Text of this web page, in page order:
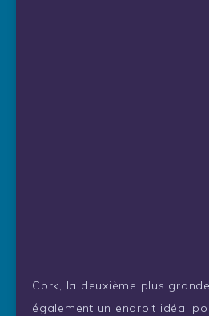
Cork, la deuxième plus
également un endroit idéal